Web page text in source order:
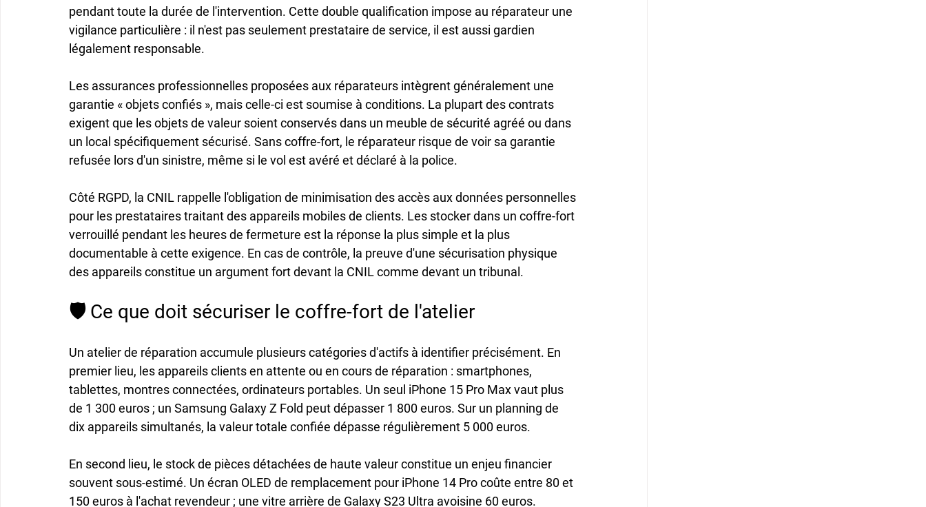
pendant toute la durée de l'intervention. Cette double qualification impose au réparateur une
vigilance particulière : il n'est pas seulement prestataire de service, il est aussi gardien
légalement responsable.
Les assurances professionnelles proposées aux réparateurs intègrent généralement une
garantie « objets confiés », mais celle-ci est soumise à conditions. La plupart des contrats
exigent que les objets de valeur soient conservés dans un meuble de sécurité agréé ou dans
un local spécifiquement sécurisé. Sans coffre-fort, le réparateur risque de voir sa garantie
refusée lors d'un sinistre, même si le vol est avéré et déclaré à la police.
Côté RGPD, la CNIL rappelle l'obligation de minimisation des accès aux données personnelles
pour les prestataires traitant des appareils mobiles de clients. Les stocker dans un coffre-fort
verrouillé pendant les heures de fermeture est la réponse la plus simple et la plus
documentable à cette exigence. En cas de contrôle, la preuve d'une sécurisation physique
des appareils constitue un argument fort devant la CNIL comme devant un tribunal.
🛡️ Ce que doit sécuriser le coffre-fort de l'atelier
Un atelier de réparation accumule plusieurs catégories d'actifs à identifier précisément. En
premier lieu, les appareils clients en attente ou en cours de réparation : smartphones,
tablettes, montres connectées, ordinateurs portables. Un seul iPhone 15 Pro Max vaut plus
de 1 300 euros ; un Samsung Galaxy Z Fold peut dépasser 1 800 euros. Sur un planning de
dix appareils simultanés, la valeur totale confiée dépasse régulièrement 5 000 euros.
En second lieu, le stock de pièces détachées de haute valeur constitue un enjeu financier
souvent sous-estimé. Un écran OLED de remplacement pour iPhone 14 Pro coûte entre 80 et
150 euros à l'achat revendeur ; une vitre arrière de Galaxy S23 Ultra avoisine 60 euros.